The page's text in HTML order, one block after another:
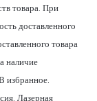
товара. При
доставленного
товара
наличие
избранное.
Лазерная